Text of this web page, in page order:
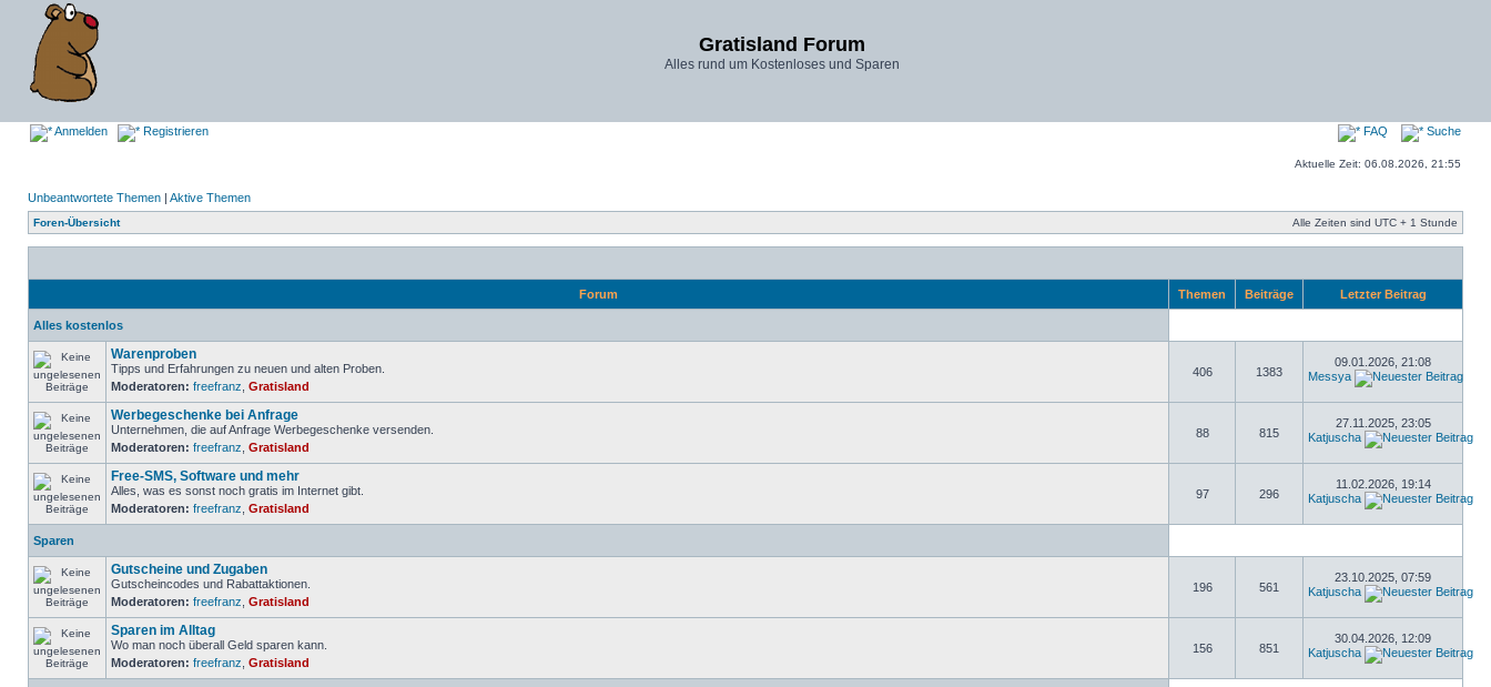
Gratisland Forum
Alles rund um Kostenloses und Sparen
Anmelden Registrieren FAQ Suche
Aktuelle Zeit: 06.08.2026, 21:55
Unbeantwortete Themen | Aktive Themen
Foren-Übersicht Alle Zeiten sind UTC + 1 Stunde
Forum Themen Beiträge Letzter Beitrag
Alles kostenlos
Warenproben
Tipps und Erfahrungen zu neuen und alten Proben.
Moderatoren: freefranz Gratisland
406 1383
09.01.2026, 21:08
Messya
Werbegeschenke bei Anfrage
Unternehmen, die auf Anfrage Werbegeschenke versenden.
Moderatoren: freefranz Gratisland
88 815
27.11.2025, 23:05
Katjuscha
Free-SMS, Software und mehr
Alles, was es sonst noch gratis im Internet gibt.
Moderatoren: freefranz Gratisland
97 296
11.02.2026, 19:14
Katjuscha
Sparen
Gutscheine und Zugaben
Gutscheincodes und Rabattaktionen.
Moderatoren: freefranz Gratisland
196 561
23.10.2025, 07:59
Katjuscha
Sparen im Alltag
Wo man noch überall Geld sparen kann.
Moderatoren: freefranz Gratisland
156 851
30.04.2026, 12:09
Katjuscha